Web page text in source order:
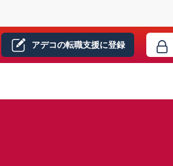
アデコの転職支援に登録